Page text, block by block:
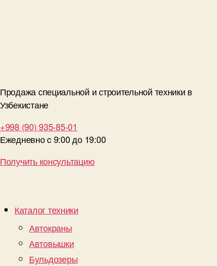
Продажа специальной и строительной техники в
Узбекистане
+998 (90) 935-85-01
Ежедневно c 9:00 до 19:00
Получить консультацию
Каталог техники
Автокраны
Автовышки
Бульдозеры